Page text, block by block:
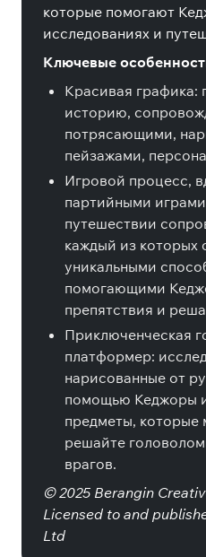
которые помогают
исследованиях и
Ключевые
Красивая графика:
историю,
потрясающими,
пейзажами,
Игровой процесс,
партийными
путешествии
каждый из которых
уникальными
помогающими
препятствия и
Приключенческая
платформер:
нарисованные от
помощью Кеджоры
предметы, которые
решайте
врагов.
© 2025 Berangin
Licensed to and
Ltd